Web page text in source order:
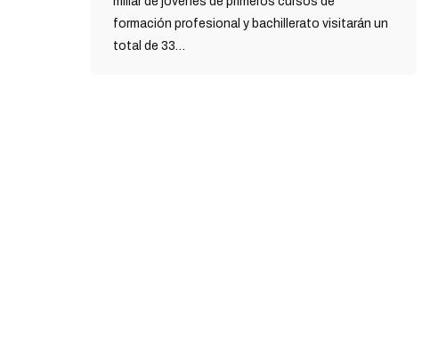
formación profesional y bachillerato visitarán un
total de 33…